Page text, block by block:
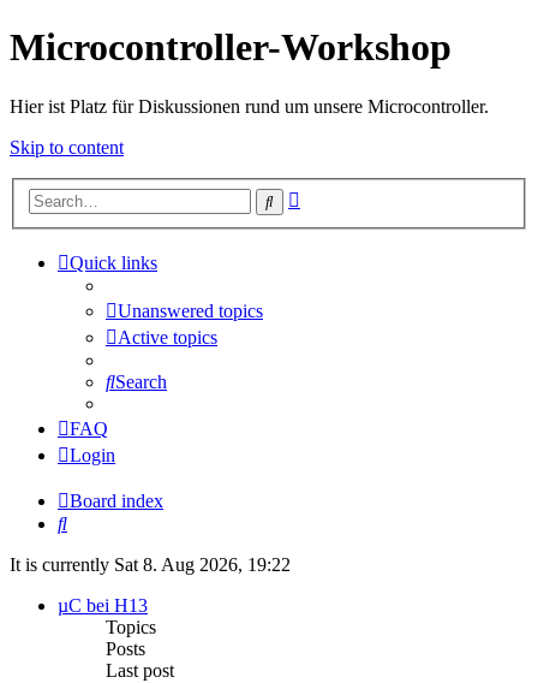
Microcontroller-Workshop
Hier ist Platz für Diskussionen rund um unsere Microcontroller.
Skip to content
Search
Quick links
Unanswered topics
Active topics
Search
FAQ
Login
Board index
Search
It is currently Sat 8. Aug 2026, 19:22
µC bei H13
Topics
Posts
Last post